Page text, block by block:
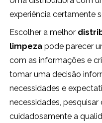
experiência certamente
Escolher a melhor
limpeza pode parecer
com as informações e
tomar uma decisão
necessidades e
necessidades,
cuidadosamente a